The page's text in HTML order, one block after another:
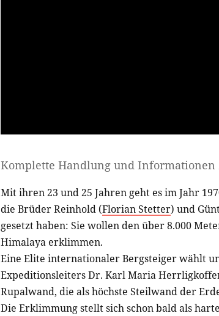
Komplette Handlung und Informationen
Mit ihren 23 und 25 Jahren geht es im Jahr
die Brüder Reinhold (Florian Stetter) und
gesetzt haben: Sie wollen den über 8.000
Himalaya erklimmen.
Eine Elite internationaler Bergsteiger wählt
Expeditionsleiters Dr. Karl Maria
Rupalwand, die als höchste Steilwand der
Die Erklimmung stellt sich schon bald als